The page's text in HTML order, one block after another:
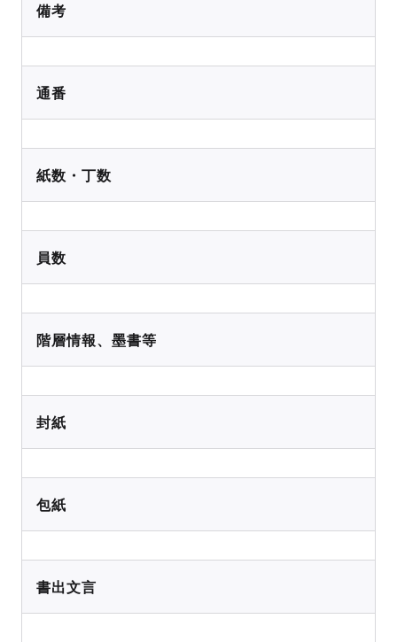
備考
通番
紙数・丁数
員数
階層情報、墨書等
封紙
包紙
書出文言